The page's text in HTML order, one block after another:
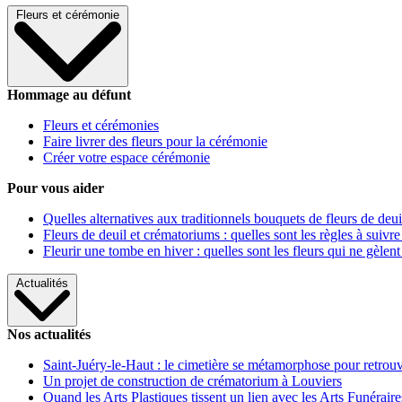
Fleurs et cérémonie
Hommage au défunt
Fleurs et cérémonies
Faire livrer des fleurs pour la cérémonie
Créer votre espace cérémonie
Pour vous aider
Quelles alternatives aux traditionnels bouquets de fleurs de
Fleurs de deuil et crématoriums : quelles sont les règles à
Fleurir une tombe en hiver : quelles sont les fleurs qui ne gèlent
Actualités
Nos actualités
Saint-Juéry-le-Haut : le cimetière se métamorphose pour
Un projet de construction de crématorium à Louviers
Quand les Arts Plastiques tissent un lien avec les Arts